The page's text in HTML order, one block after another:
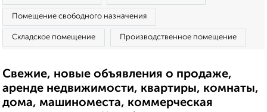
Помещение свободного назначения
Складское помещение Производственное помещение
Свежие, новые объявления о продаже,
аренде недвижимости, квартиры, комнаты,
дома, машиноместа, коммерческая